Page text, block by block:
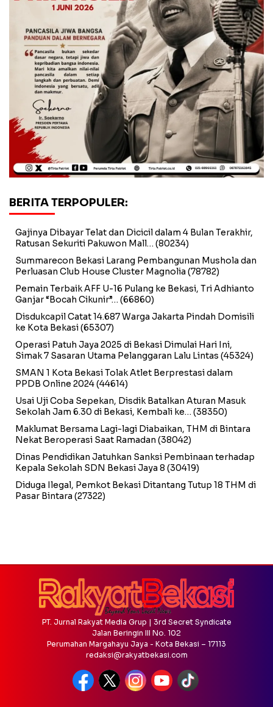
BERITA TERPOPULER:
Gajinya Dibayar Telat dan Dicicil dalam 4 Bulan Terakhir,
Ratusan Sekuriti Pakuwon Mall… (80234)
Summarecon Bekasi Larang Pembangunan Mushola dan
Perluasan Club House Cluster Magnolia (78782)
Pemain Terbaik AFF U-16 Pulang ke Bekasi, Tri Adhianto
Ganjar “Bocah Cikunir”… (66860)
Disdukcapil Catat 14.687 Warga Jakarta Pindah Domisili
ke Kota Bekasi(65307)
Operasi Patuh Jaya 2025 di Bekasi Dimulai Hari Ini,
Simak 7 Sasaran Utama Pelanggaran Lalu Lintas (45324)
SMAN 1 Kota Bekasi Tolak Atlet Berprestasi dalam
PPDB Online 2024(44614)
Usai Uji Coba Sepekan, Disdik Batalkan Aturan Masuk
Sekolah Jam 6.30 di Bekasi, Kembali ke… (38350)
Maklumat Bersama Lagi-lagi Diabaikan, THM di Bintara
Nekat Beroperasi Saat Ramadan (38042)
Dinas Pendidikan Jatuhkan Sanksi Pembinaan terhadap
Kepala Sekolah SDN Bekasi Jaya 8 (30419)
Diduga Ilegal, Pemkot Bekasi Ditantang Tutup 18 THM di
Pasar Bintara (27322)
PT. Jurnal Rakyat Media Grup | 3rd Secret Syndicate
Jalan Beringin III No. 102
Perumahan Margahayu Jaya - Kota Bekasi – 17113
redaksi@rakyatbekasi.com